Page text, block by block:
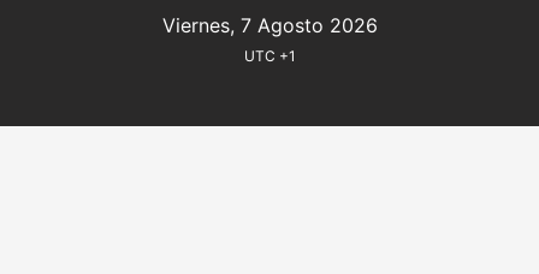
Viernes, 7 Agosto 2026
UTC +1